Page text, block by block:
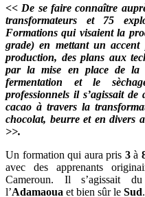
<< De se faire connaître
transformateurs et 75
Formations qui visaient la
grade) en mettant un accent
production, des plans aux
par la mise en place de la
fermentation et le
professionnels il s’agissait
cacao à travers la
chocolat, beurre et en divers
>>.
Un formation qui aura pris 3à
avec des apprenants
Cameroun. Il s’agissait du
l’Adamaouaet bien sûr leSud